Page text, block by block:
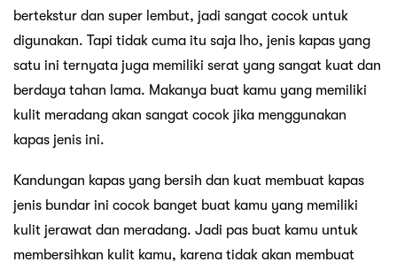
bertekstur dan super lembut, jadi sangat cocok untuk
digunakan. Tapi tidak cuma itu saja lho, jenis kapas yang
satu ini ternyata juga memiliki serat yang sangat kuat dan
berdaya tahan lama. Makanya buat kamu yang memiliki
kulit meradang akan sangat cocok jika menggunakan
kapas jenis ini.
Kandungan kapas yang bersih dan kuat membuat kapas
jenis bundar ini cocok banget buat kamu yang memiliki
kulit jerawat dan meradang. Jadi pas buat kamu untuk
membersihkan kulit kamu, karena tidak akan membuat